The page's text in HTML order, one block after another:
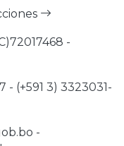
-
- (+591 3) 3323031-
-